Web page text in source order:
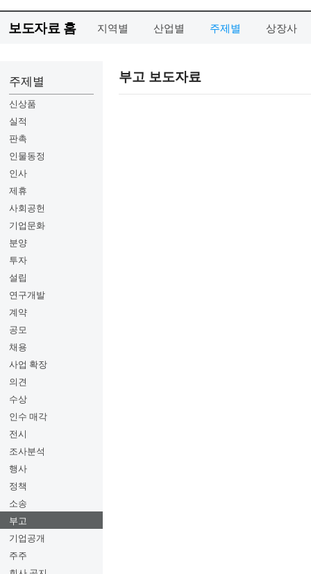
보도자료 홈 지역별 산업별 주제별 상장사
주제별
신상품
실적
판촉
인물동정
인사
제휴
사회공헌
기업문화
분양
투자
설립
연구개발
계약
공모
채용
사업 확장
의견
수상
인수 매각
전시
조사분석
행사
정책
소송
부고
기업공개
주주
부고 보도자료